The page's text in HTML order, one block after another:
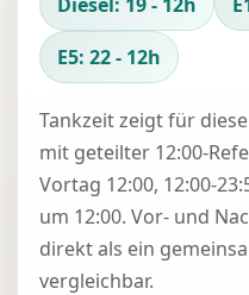
E5: 22 - 12h
Tankzeit zeigt für
mit geteilter 12:00-
Vortag 12:00, 12:00-
um 12:00. Vor- und
direkt als ein
vergleichbar.